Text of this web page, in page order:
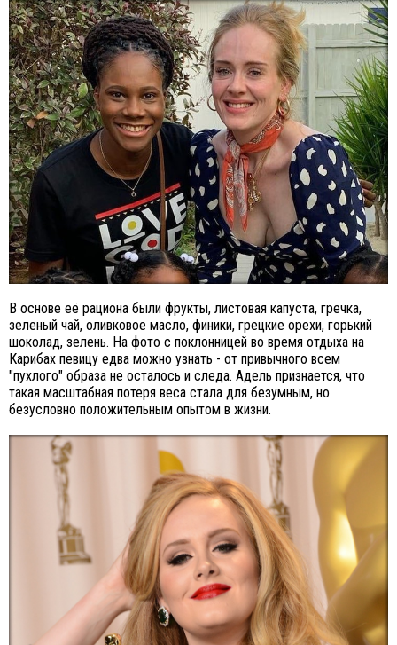
В основе её рациона были фрукты, листовая капуста, гречка,
зеленый чай, оливковое масло, финики, грецкие орехи, горький
шоколад, зелень. На фото с поклонницей во время отдыха на
Карибах певицу едва можно узнать - от привычного всем
"пухлого" образа не осталось и следа. Адель признается, что
такая масштабная потеря веса стала для безумным, но
безусловно положительным опытом в жизни.